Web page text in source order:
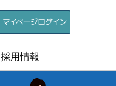
採用情報